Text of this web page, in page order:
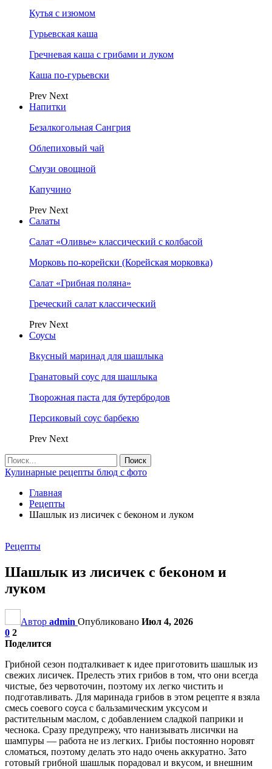
Кутья с изюмом
Гурьевская каша
Гречневая каша с грибами и луком
Каша по-гурьевски
Prev Next
Напитки
Безалкогольная Сангрия
Облепиховый чай
Смузи овощной
Капучино
Prev Next
Салаты
Салат «Оливье» классический с колбасой
Морковь по-корейски (Корейская морковка)
Салат «Грибная поляна»
Греческий салат классический
Prev Next
Соусы
Вкусный маринад для шашлыка
Гранатовый соус для шашлыка
Творожная паста для бутербродов
Персиковый соус барбекю
Prev Next
Кулинарные рецепты блюд с фото
Главная
Рецепты
Шашлык из лисичек с беконом и луком
Рецепты
Шашлык из лисичек с беконом и
луком
Автор admin Опубликовано Июл 4, 2026
0 2
Поделится
Грибной сезон подталкивает к идее приготовить шашлык из
свежих лисичек. Прелесть этих грибов в том, что они всегда
чистые, без червоточин, поэтому их легко чистить и
подготавливать. Для маринада грибов в этом рецепте я взяла
смесь соевого соуса с бальзамическим уксусом и
растительным маслом, с добавлением сладкой паприки и
чеснока. Сразу предупрежу, что нанизывать лисички на
шампуры — работа не из легких. Грибы постоянно норовят
сломаться, поэтому делать это надо очень аккуратно. Зато
готовый грибной шашлык порадовал и вкусом, и внешним